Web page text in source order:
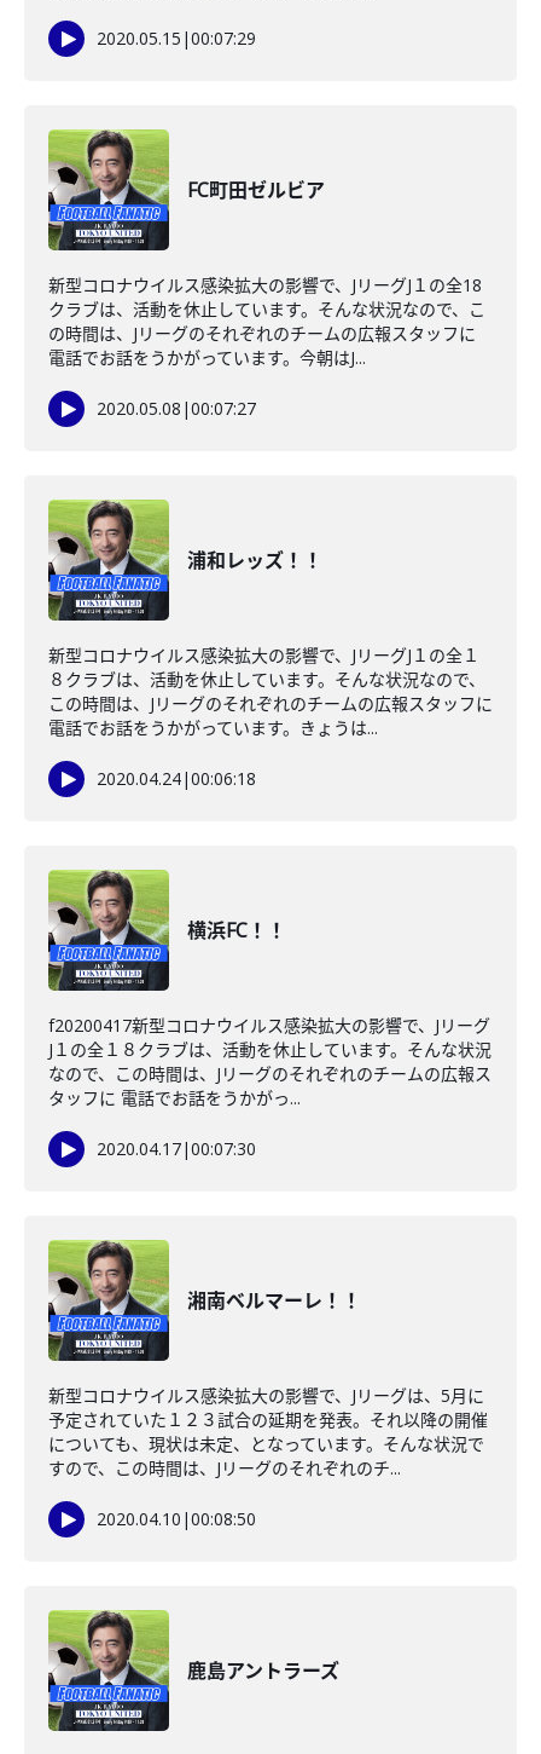
2020.05.15 |00:07:29
FC町田ゼルビア
新型コロナウイルス感染拡大の影響で、JリーグJ１の全18
クラブは、活動を休止しています。そんな状況なので、こ
の時間は、Jリーグのそれぞれのチームの広報スタッフに
電話でお話をうかがっています。今朝はJ...
2020.05.08 |00:07:27
浦和レッズ！！
新型コロナウイルス感染拡大の影響で、JリーグJ１の全１
８クラブは、活動を休止しています。そんな状況なので、
この時間は、Jリーグのそれぞれのチームの広報スタッフに
電話でお話をうかがっています。きょうは...
2020.04.24|00:06:18
横浜FC！！
f20200417新型コロナウイルス感染拡大の影響で、Jリーグ
J１の全１８クラブは、活動を休止しています。そんな状況
なので、この時間は、Jリーグのそれぞれのチームの広報ス
タッフに 電話でお話をうかがっ...
2020.04.17|00:07:30
湘南ベルマーレ！！
新型コロナウイルス感染拡大の影響で、Jリーグは、5月に
予定されていた１２３試合の延期を発表。それ以降の開催
についても、現状は未定、となっています。そんな状況で
すので、この時間は、Jリーグのそれぞれのチ...
2020.04.10 |00:08:50
鹿島アントラーズ